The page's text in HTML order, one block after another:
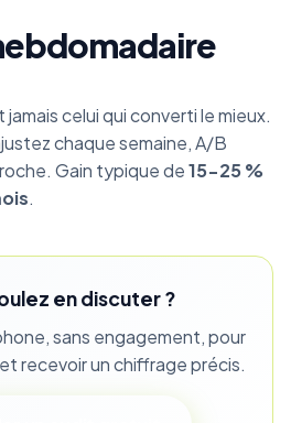
jamais celui qui converti le mieux.
chaque semaine, A/B
Gain typique de15-25 %
.
en discuter ?
sans engagement, pour
recevoir un chiffrage précis.